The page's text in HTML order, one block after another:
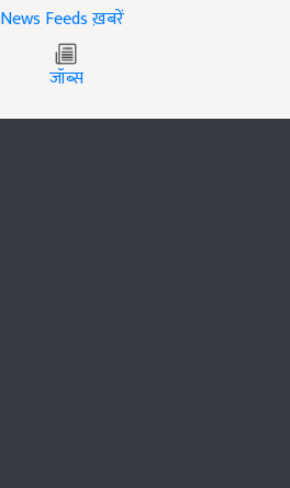
ख़बरें
जॉब्स